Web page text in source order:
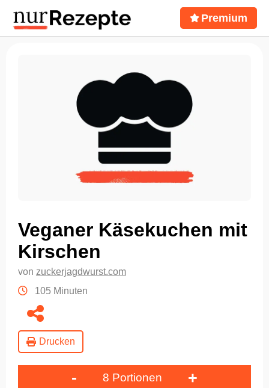
Premium
Veganer Käsekuchen mit
Kirschen
von zuckerjagdwurst.com
105 Minuten
Drucken
- 8 Portionen +